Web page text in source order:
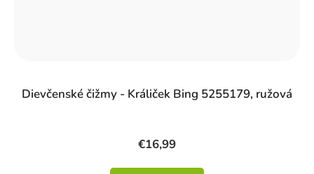
Dievčenské čižmy - Králiček Bing 5255179, ružová
€16,99